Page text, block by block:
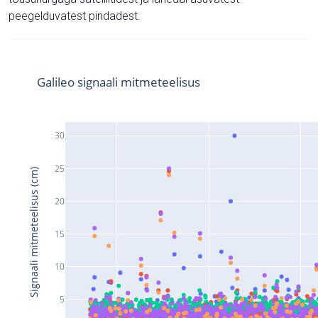
peegelduvatest pindadest.
5
10
15
20
25
30
Galileo signaali mitmeteelisus
Signaali mitmeteelisus (cm)